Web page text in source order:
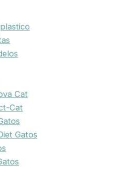
Cat
Cat
Gatos